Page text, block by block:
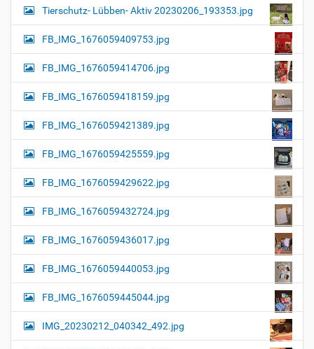
Tierschutz- Lübben- Aktiv 20230206_193353.jpg
FB_IMG_1676059409753.jpg
FB_IMG_1676059414706.jpg
FB_IMG_1676059418159.jpg
FB_IMG_1676059421389.jpg
FB_IMG_1676059425559.jpg
FB_IMG_1676059429622.jpg
FB_IMG_1676059432724.jpg
FB_IMG_1676059436017.jpg
FB_IMG_1676059440053.jpg
FB_IMG_1676059445044.jpg
IMG_20230212_040342_492.jpg